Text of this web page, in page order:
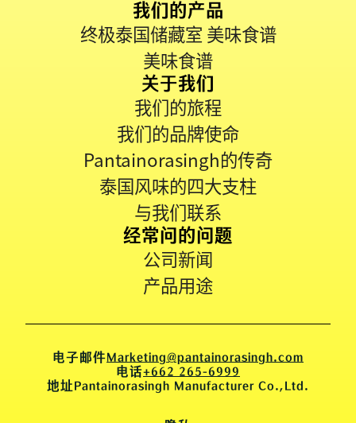
我们的产品
终极泰国储藏室 美味食谱
美味食谱
关于我们
我们的旅程
我们的品牌使命
Pantainorasingh的传奇
泰国风味的四大支柱
与我们联系
经常问的问题
公司新闻
产品用途
电子邮件 Marketing@pantainorasingh.com
电话+662 265-6999
地址 Pantainorasingh Manufacturer Co.,Ltd.